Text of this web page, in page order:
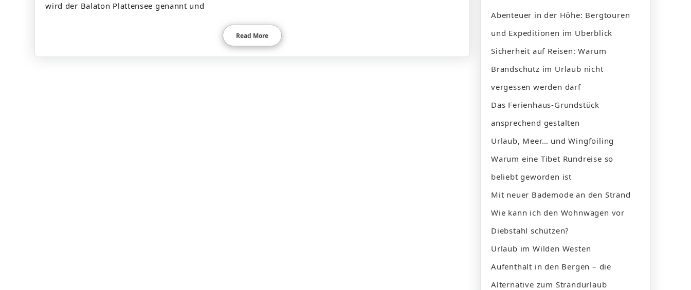
wird der Balaton Plattensee genannt und
Read More
Abenteuer in der Höhe: Bergtouren
und Expeditionen im Überblick
Sicherheit auf Reisen: Warum
Brandschutz im Urlaub nicht
vergessen werden darf
Das Ferienhaus-Grundstück
ansprechend gestalten
Urlaub, Meer… und Wingfoiling
Warum eine Tibet Rundreise so
beliebt geworden ist
Mit neuer Bademode an den Strand
Wie kann ich den Wohnwagen vor
Diebstahl schützen?
Urlaub im Wilden Westen
Aufenthalt in den Bergen – die
Alternative zum Strandurlaub